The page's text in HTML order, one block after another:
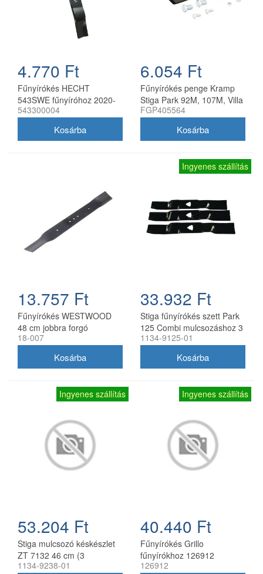
4.770 Ft
Fűnyírókés HECHT
543SWE fűnyíróhoz 2020-
21
543300004
6.054 Ft
Fűnyírókés penge Kramp
Stiga Park 92M, 107M, Villa
92M, 107M 170 mm
FGP405564
13.757 Ft
Fűnyírókés WESTWOOD
48 cm jobbra forgó
18-007
Ingyenes szállítás
33.932 Ft
Stiga fűnyírókés szett Park
125 Combi mulcsozáshoz 3
db
1134-9125-01
Ingyenes szállítás
53.204 Ft
Stiga mulcsozó késkészlet
ZT 7132 46 cm (3
db/csomag) 1134-9238-01
1134-9238-01
Ingyenes szállítás
40.440 Ft
Fűnyírókés Grillo
fűnyírókhoz 126912
126912